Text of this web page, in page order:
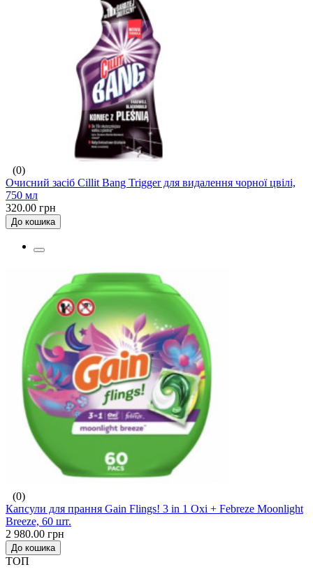
(0)
Очисний засіб Cillit Bang Trigger для видалення чорної цвілі,
750 мл
320.00 грн
До кошика
(0)
Капсули для прання Gain Flings! 3 in 1 Oxi + Febreze Moonlight
Breeze, 60 шт.
2 980.00 грн
До кошика
ТОП